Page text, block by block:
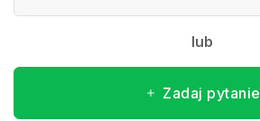
lub
Zadaj pytanie